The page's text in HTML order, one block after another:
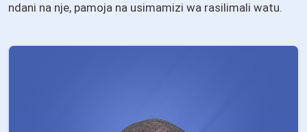
ndani na nje, pamoja na usimamizi wa rasilimali watu.